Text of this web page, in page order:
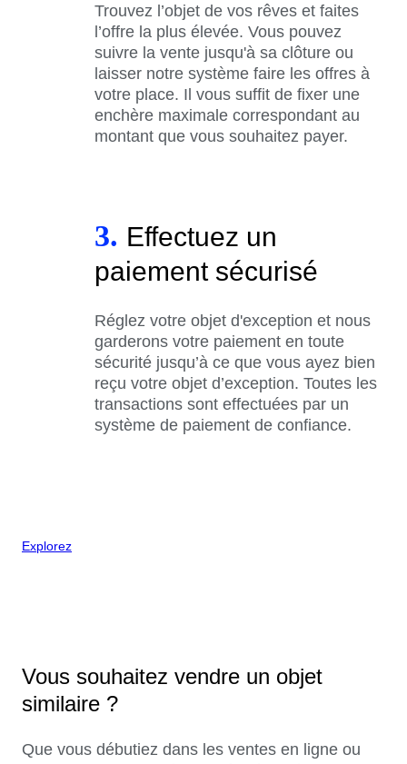
Trouvez l’objet de vos rêves et faites
l’offre la plus élevée. Vous pouvez
suivre la vente jusqu'à sa clôture ou
laisser notre système faire les offres à
votre place. Il vous suffit de fixer une
enchère maximale correspondant au
montant que vous souhaitez payer.
3. Effectuez un
paiement sécurisé
Réglez votre objet d'exception et nous
garderons votre paiement en toute
sécurité jusqu’à ce que vous ayez bien
reçu votre objet d’exception. Toutes les
transactions sont effectuées par un
système de paiement de confiance.
Explorez
Vous souhaitez vendre un objet
similaire ?
Que vous débutiez dans les ventes en ligne ou